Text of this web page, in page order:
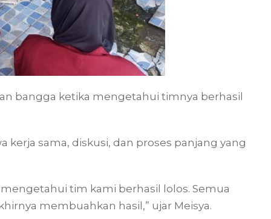
bangga ketika mengetahui timnya berhasil
sama, diskusi, dan proses panjang yang
tim kami berhasil lolos. Semua
membuahkan hasil,” ujar Meisya.